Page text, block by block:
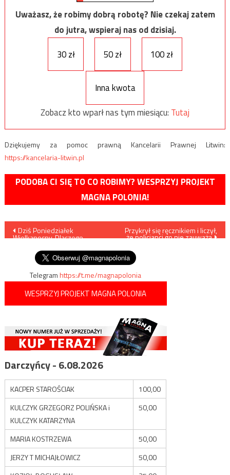
Uważasz, że robimy dobrą robotę? Nie czekaj zatem
do jutra, wspieraj nas od dzisiaj.
30 zł
50 zł 100 zł
Inna kwota
Zobacz kto wparł nas tym miesiącu: Tutaj
Dziękujemy za pomoc prawną Kancelarii Prawnej Litwin:
https://kancelaria-litwin.pl
PODOBA CI SIĘ TO CO ROBIMY? WESPRZYJ PROJEKT
MAGNA POLONIA!
Nawigacja
wpisu
Dziś Poniedziałek
Wielkanocny. Dlaczego
Przykrył się ręcznikiem i liczył,
że policjanci go nie zauważą
Telegramhttps://t.me/magnapolonia
WESPRZYJ PROJEKT MAGNA POLONIA
Darczyńcy - 6.08.2026
KACPER STAROŚCIAK
100,00
KULCZYK GRZEGORZ POLIŃSKA i
KULCZYK KATARZYNA
50,00
MARIA KOSTRZEWA
50,00
JERZY T MICHAJŁOWICZ
50,00